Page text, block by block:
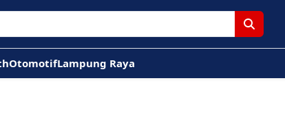
OtomotifLampung Raya